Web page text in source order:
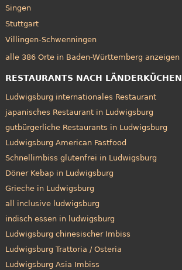
Singen
Stuttgart
Villingen-Schwenningen
alle 386 Orte in Baden-Württemberg anzeigen
RESTAURANTS NACH LÄNDERKÜCHEN
Ludwigsburg internationales Restaurant
japanisches Restaurant in Ludwigsburg
gutbürgerliche Restaurants in Ludwigsburg
Ludwigsburg American Fastfood
Schnellimbiss glutenfrei in Ludwigsburg
Döner Kebap in Ludwigsburg
Grieche in Ludwigsburg
all inclusive ludwigsburg
indisch essen in ludwigsburg
Ludwigsburg chinesischer Imbiss
Ludwigsburg Trattoria / Osteria
Ludwigsburg Asia Imbiss